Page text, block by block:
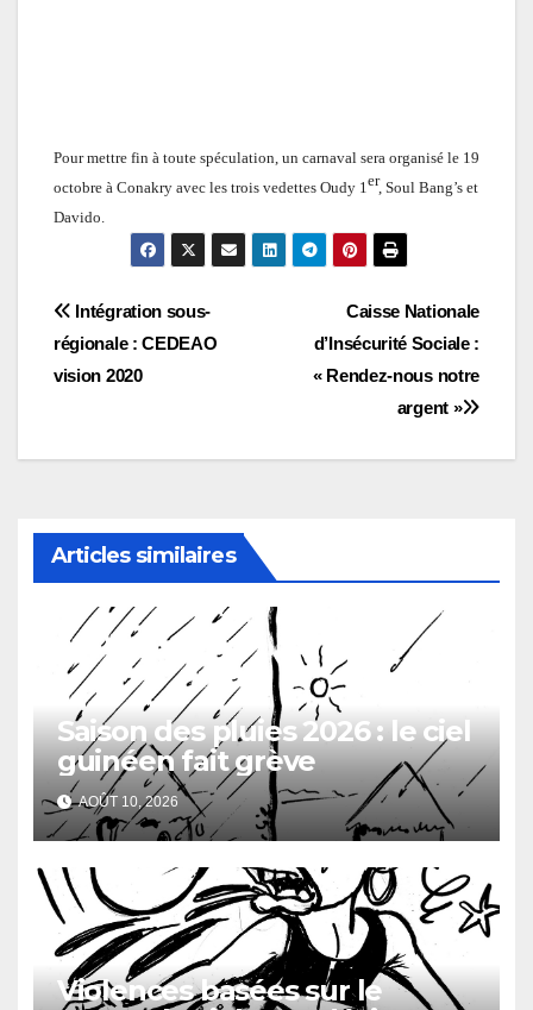
Pour mettre fin à toute spéculation, un carnaval sera organisé le 19
octobre à Conakry avec les trois vedettes Oudy 1 er , Soul Bang’s et
Davido.
Navigation
de
Caisse Nationale
d’Insécurité Sociale :
« Rendez-nous notre
argent »
Intégration sous-
régionale : CEDEAO
vision 2020
Articles similaires
Saison des pluies 2026 : le ciel
guinéen fait grève
AOÛT 10, 2026
Violences basées sur le